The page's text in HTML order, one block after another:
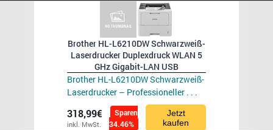
Brother HL-L6210DW Schwarzweiß-
Laserdrucker Duplexdruck WLAN 5
GHz Gigabit-LAN USB
Brother HL-L6210DW Schwarzweiß-
Laserdrucker – Professioneller . . .
318,99€
inkl. MwSt.
Sparen
34.46%
Jetzt
kaufen